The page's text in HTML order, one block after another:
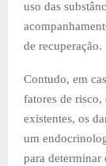
uso das
de recuperação.
Contudo, em
fatores de risco,
existentes, os
um
para